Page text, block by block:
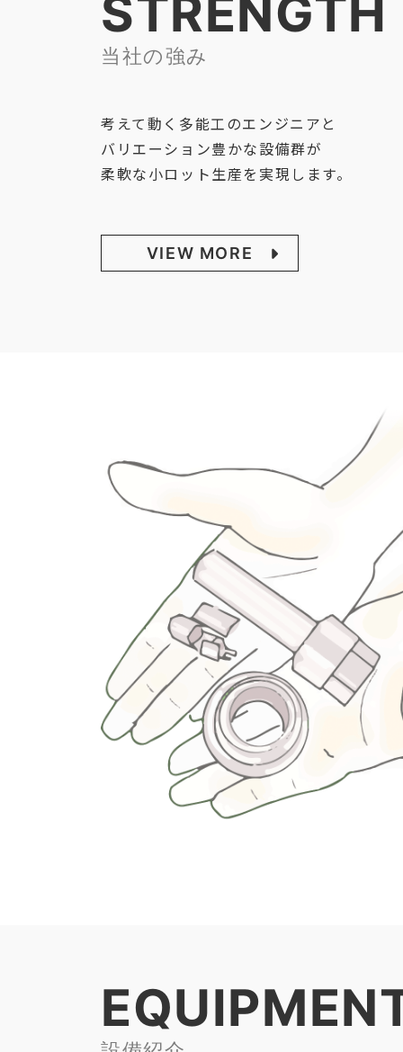
STRENGTH
当社の強み
考えて動く多能工のエンジニアと
バリエーション豊かな設備群が
柔軟な小ロット生産を実現します。
VIEW MORE